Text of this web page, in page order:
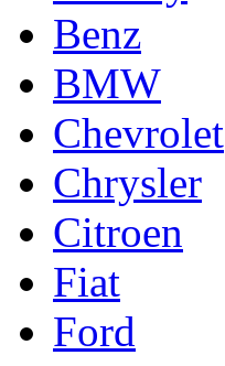
Benz
BMW
Chevrolet
Chrysler
Citroen
Fiat
Ford